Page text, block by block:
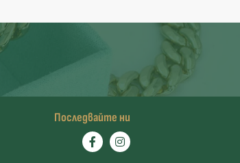
Последвайте ни